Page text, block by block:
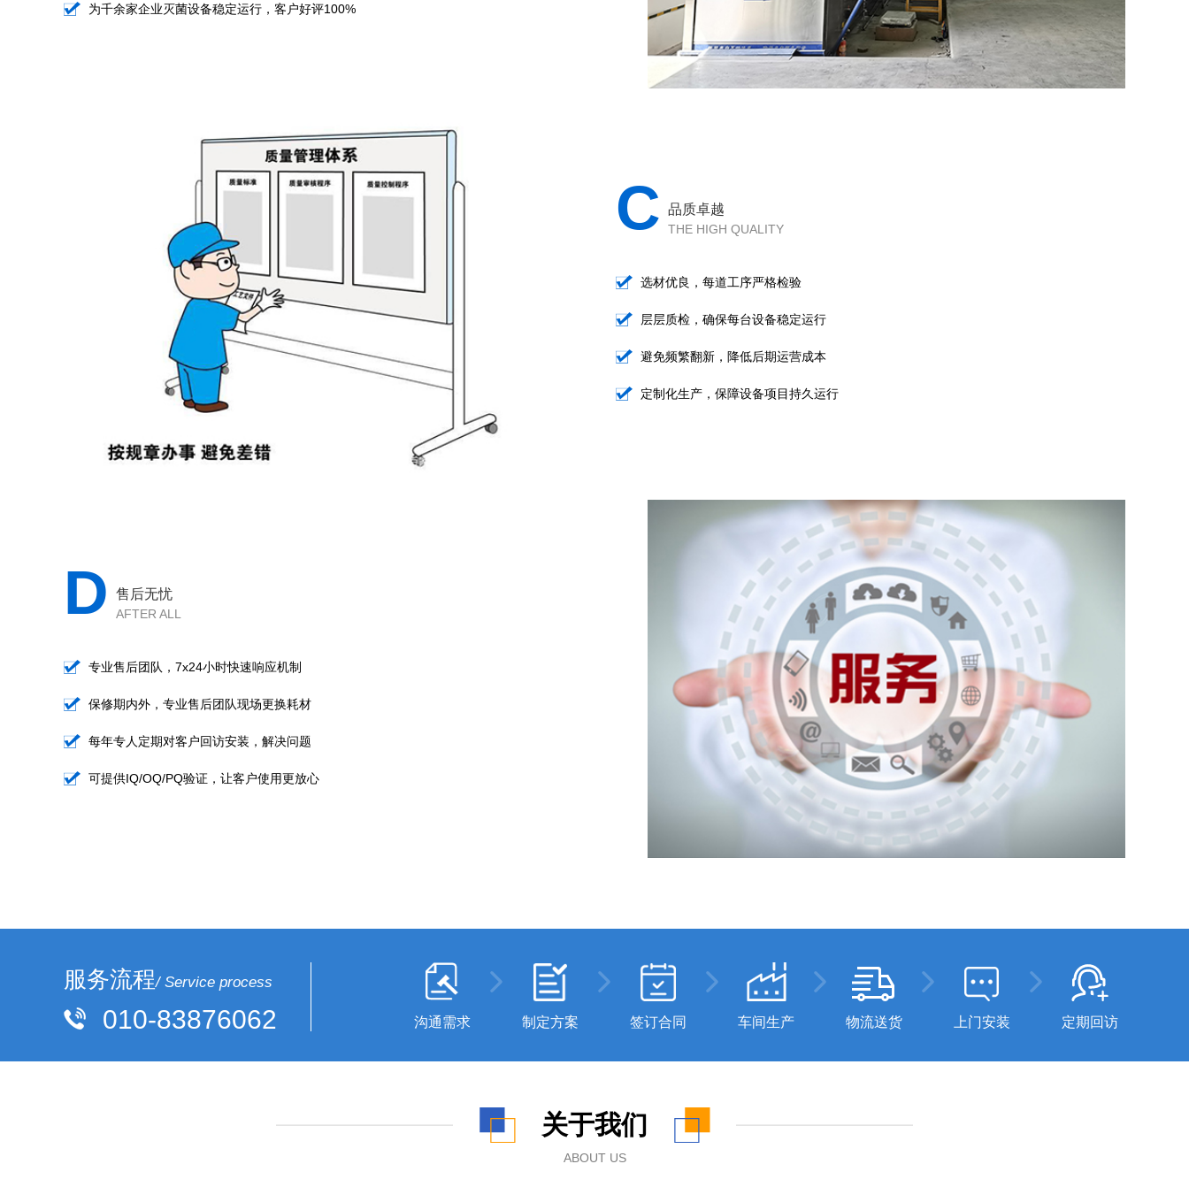
为千余家企业灭菌设备稳定运行，客户好评100%
C 品质卓越
THE HIGH QUALITY
选材优良，每道工序严格检验
层层质检，确保每台设备稳定运行
避免频繁翻新，降低后期运营成本
定制化生产，保障设备项目持久运行
D 售后无忧
AFTER ALL
专业售后团队，7x24小时快速响应机制
保修期内外，专业售后团队现场更换耗材
每年专人定期对客户回访安装，解决问题
可提供IQ/OQ/PQ验证，让客户使用更放心
服务流程/ Service process
010-83876062 沟通需求 制定方案 签订合同 车间生产 物流送货 上门安装 定期回访
关于我们
ABOUT US